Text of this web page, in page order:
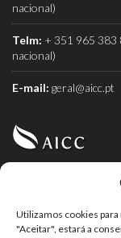
Utilizamos cookies para
"Aceitar", estará a
nacional)
Telm: + 351 965 383
nacional)
E-mail: geral@aicc.pt
AICC (Associação
associação dos